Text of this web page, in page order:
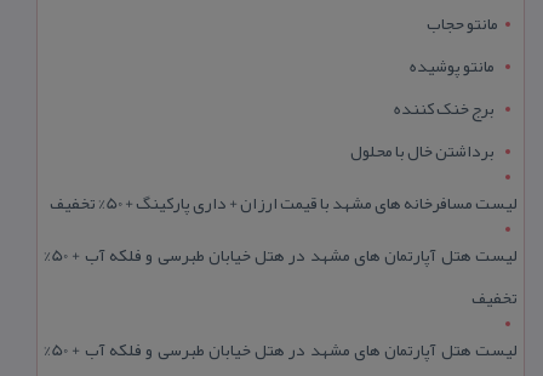
مانتو حجاب
مانتو پوشیده
برج خنک کننده
برداشتن خال با محلول
لیست مسافرخانه های مشهد با قیمت ارزان + داری پارکینگ + 50% تخفیف
لیست هتل آپارتمان های مشهد در هتل خیابان طبرسی و فلکه آب + 50%
تخفیف
لیست هتل آپارتمان های مشهد در هتل خیابان طبرسی و فلکه آب + 50%